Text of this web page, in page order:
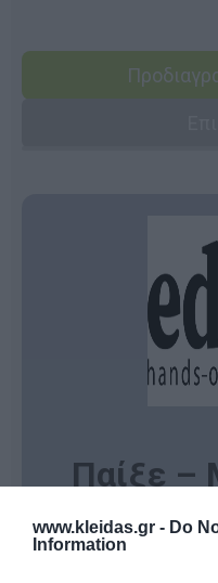
www.kleidas.gr - Do
Information
Παίξε –